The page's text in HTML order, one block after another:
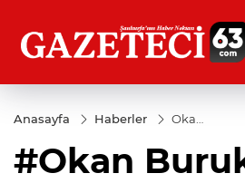
Anasayfa Haberler
Okan
#Okan